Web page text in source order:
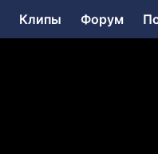
Клипы Форум